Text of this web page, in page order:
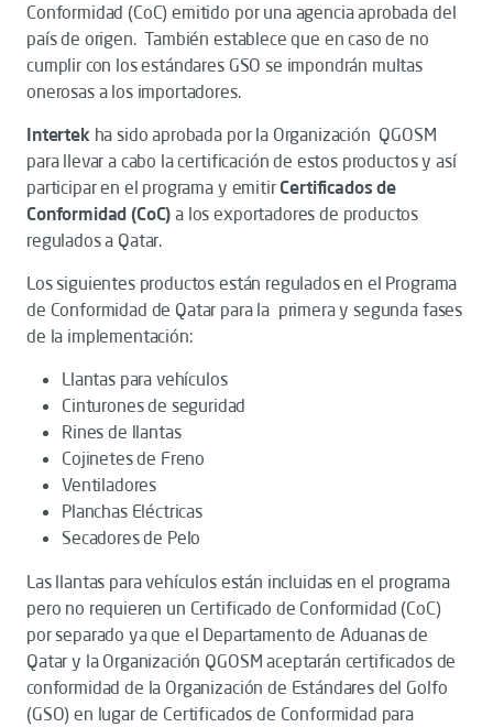
Conformidad (CoC) emitido por una agencia aprobada del
país de origen. También establece que en caso de no
cumplir con los estándares GSO se impondrán multas
onerosas a los importadores.
Intertek ha sido aprobada por la Organización QGOSM
para llevar a cabo la certificación de estos productos y así
participar en el programa y emitir Certificados de
Conformidad (CoC) a los exportadores de productos
regulados a Qatar.
Los siguientes productos están regulados en el Programa
de Conformidad de Qatar para la primera y segunda fases
de la implementación:
Llantas para vehículos
Cinturones de seguridad
Rines de llantas
Cojinetes de Freno
Ventiladores
Planchas Eléctricas
Secadores de Pelo
Las llantas para vehículos están incluidas en el programa
pero no requieren un Certificado de Conformidad (CoC)
por separado ya que el Departamento de Aduanas de
Qatar y la Organización QGOSM aceptarán certificados de
conformidad de la Organización de Estándares del Golfo
(GSO) en lugar de Certificados de Conformidad para